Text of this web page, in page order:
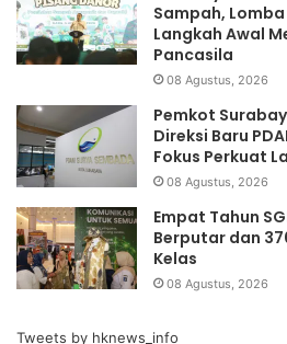
Sampah,
Langkah Awal
Pancasila
08 Agustus, 2026
Pemkot
Direksi Baru
Fokus Perkuat
08 Agustus, 2026
Empat Tahun
Berputar dan
Kelas
08 Agustus, 2026
Tweets by hknews_info